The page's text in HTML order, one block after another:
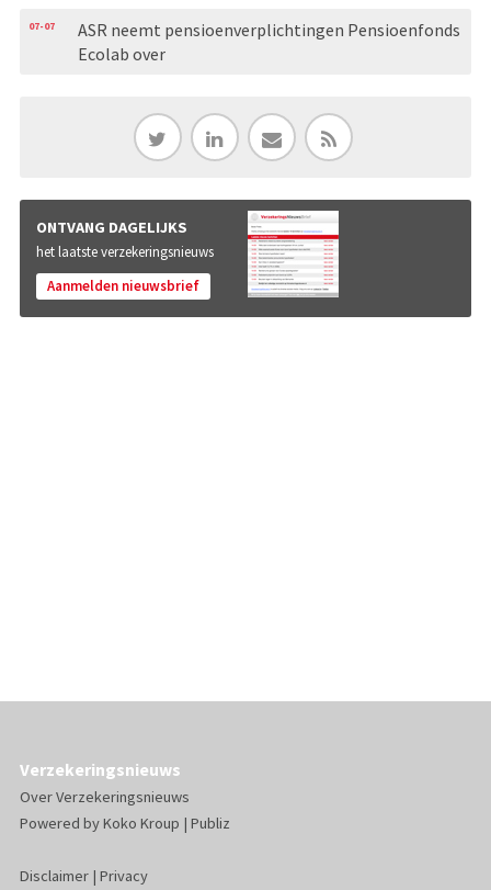
07-07
ASR neemt pensioenverplichtingen Pensioenfonds
Ecolab over
ONTVANG DAGELIJKS
het laatste verzekeringsnieuws
Aanmelden nieuwsbrief
Verzekeringsnieuws
Over Verzekeringsnieuws
Powered byKoko Kroup | Publiz
Disclaimer| Privacy